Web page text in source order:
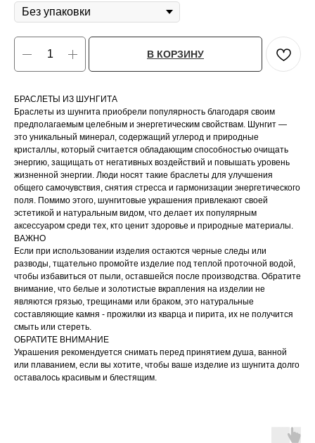
В КОРЗИНУ
БРАСЛЕТЫ ИЗ ШУНГИТА
Браслеты из шунгита приобрели популярность благодаря своим
предполагаемым целебным и энергетическим свойствам. Шунгит —
это уникальный минерал, содержащий углерод и природные
кристаллы, который считается обладающим способностью очищать
энергию, защищать от негативных воздействий и повышать уровень
жизненной энергии. Люди носят такие браслеты для улучшения
общего самочувствия, снятия стресса и гармонизации энергетического
поля. Помимо этого, шунгитовые украшения привлекают своей
эстетикой и натуральным видом, что делает их популярным
аксессуаром среди тех, кто ценит здоровье и природные материалы.
ВАЖНО
Если при использовании изделия остаются черные следы или
разводы, тщательно промойте изделие под теплой проточной водой,
чтобы избавиться от пыли, оставшейся после производства. Обратите
внимание, что белые и золотистые вкрапления на изделии не
являются грязью, трещинами или браком, это натуральные
составляющие камня - прожилки из кварца и пирита, их не получится
смыть или стереть.
ОБРАТИТЕ ВНИМАНИЕ
Украшения рекомендуется снимать перед принятием душа, ванной
или плаванием, если вы хотите, чтобы ваше изделие из шунгита долго
оставалось красивым и блестящим.